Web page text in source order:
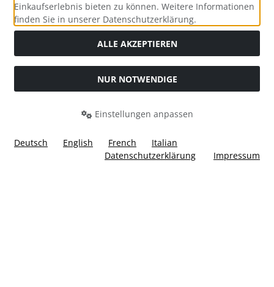
Social Media
Widerrufsformular
Einkaufserlebnis bieten zu können. Weitere Informationen
finden Sie in unserer Datenschutzerklärung.
ALLE AKZEPTIEREN
NUR NOTWENDIGE
Einstellungen anpassen
Deutsch English French
Italian
Datenschutzerklärung
Impressum